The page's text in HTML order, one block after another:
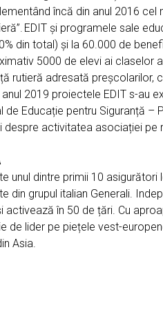
încă din anul 2016
EDIT și programele sale
din total) și la 60.000 de
5000 de elevi ai claselor
rutieră adresată preșcolarilor,
2019 proiectele EDIT s-au
de Educație pentru Siguranță –
despre activitatea asociației pe
unul dintre primii 10
din grupul italian Generali.
activează în 50 de țări. Cu
de lider pe piețele vest-
Asia.